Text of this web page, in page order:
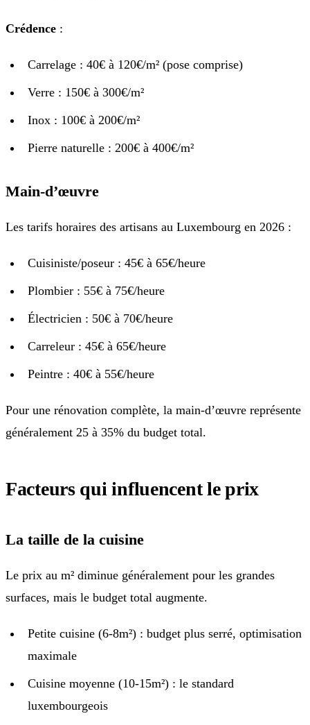
Crédence :
Carrelage : 40€ à 120€/m² (pose comprise)
Verre : 150€ à 300€/m²
Inox : 100€ à 200€/m²
Pierre naturelle : 200€ à 400€/m²
Main-d’œuvre
Les tarifs horaires des artisans au Luxembourg en 2026 :
Cuisiniste/poseur : 45€ à 65€/heure
Plombier : 55€ à 75€/heure
Électricien : 50€ à 70€/heure
Carreleur : 45€ à 65€/heure
Peintre : 40€ à 55€/heure
Pour une rénovation complète, la main-d’œuvre représente
généralement 25 à 35% du budget total.
Facteurs qui influencent le prix
La taille de la cuisine
Le prix au m² diminue généralement pour les grandes
surfaces, mais le budget total augmente.
Petite cuisine (6-8m²) : budget plus serré, optimisation
maximale
Cuisine moyenne (10-15m²) : le standard
luxembourgeois